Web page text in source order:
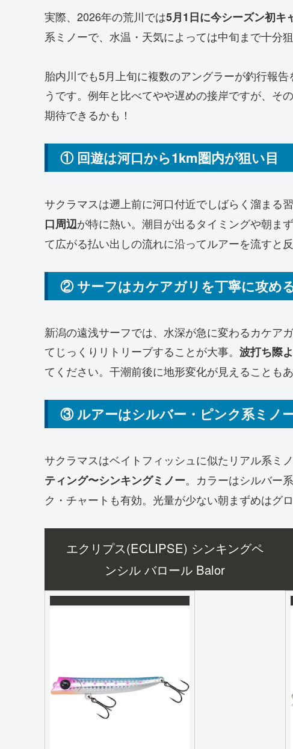
実際、2026年の荒川では5月1日に今シーズン初キ
系ミノーで、水温・天気によっては中旬まで十分
胎内川でも5月上旬に複数のアングラーが釣行報
うです。例年と比べてやや遅めの接岸ですが、そ
期待できるかも！
① 回遊は河口から1km圏内が狙い目
サクラマスは遡上前に河口付近でしばらく溜まる習
口周辺が特に熱い。潮目が出るタイミングや朝ま
て広がる払い出しの流れに沿ってルアーを流すと
② サーフはカケアガリを丁寧に攻め
新潟の遠浅サーフでは、水深が急に変わるカケア
てじっくりリトリーブすることが大事。 波打ち際
てください。干潮前後に地形変化が見えることも
③ ルアーはシルバー・ピンク系ミノ
サクラマスはベイトフィッシュに似たリアル系ミ
ティング〜シンキングミノー。カラーはシルバー
ク・チャートも有効。光量が少ない朝まずめはグ
エクリプス(ECLIPSE) シンキングペ
ンシル バロール Balor